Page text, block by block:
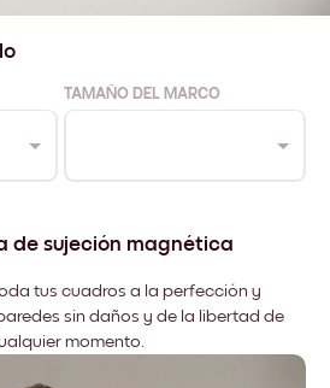
TAMAÑO DEL MARCO
de sujeción magnética
tus cuadros a la perfección y
sin daños y de la libertad de
momento.